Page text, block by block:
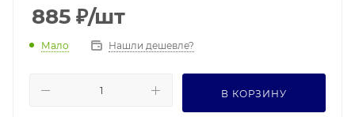
885 ₽/шт
Мало Нашли дешевле?
В КОРЗИНУ